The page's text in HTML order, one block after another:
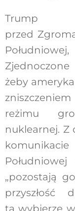
Trump
przed
żeby
reżimu
nuklearnej.
„pozostają
przyszłość
ta wybierze